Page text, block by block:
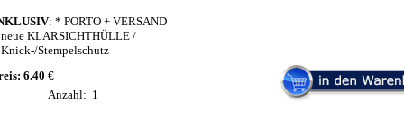
: * PORTO + VERSAND
KLARSICHTHÜLLE /
Stempelschutz
6.40 €
Anzahl: 1